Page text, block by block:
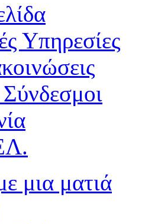
Υπηρεσίες
μια ματιά